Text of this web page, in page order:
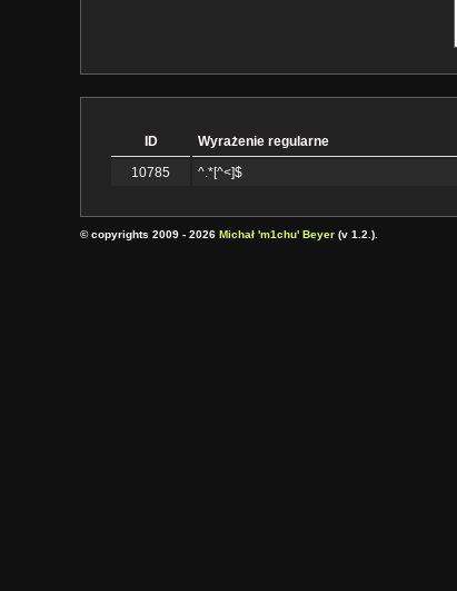
ID Wyrażenie regularne
10785
^.*[^<]$
© copyrights 2009 - 2026 Michał 'm1chu' Beyer (v 1.2.).